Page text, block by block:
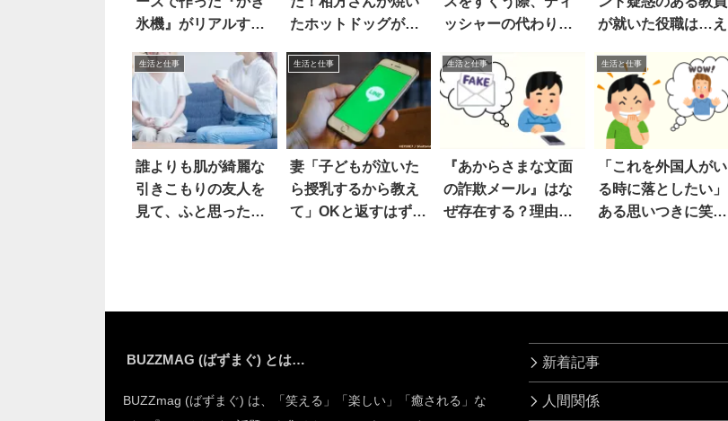
氷機』がリアルすぎ
たホットドッグがか
2枚
ッシャーの代わり
が就いた役職は…え
生活と仕事
誰よりも肌が綺麗な
引きこもりの友人を
見て、ふと思ったこ
生活と仕事
妻「子どもが泣いた
ら授乳するから教え
て」OKと返すはず
生活と仕事
『あからさまな文面
の詐欺メール』はな
ぜ存在する？理由に
生活と仕事
「これを外国人がい
る時に落としたい」
ある思いつきに笑っ
BUZZMAG (ばずまぐ) とは…
BUZZmag (ばずまぐ) は、「笑える」「楽しい」「癒される」な
新着記事
人間関係